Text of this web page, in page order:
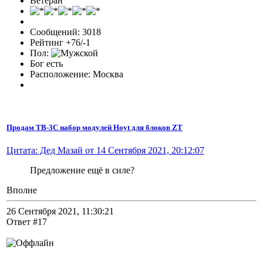
Сообщений: 3018
Рейтинг +76/-1
Пол:
Бог есть
Расположение: Москва
Продам TB-3C набор модулей Hoyt для блоков ZT
Цитата: Дед Мазай от 14 Сентября 2021, 20:12:07
Предложение ещё в силе?
Вполне
26 Сентября 2021, 11:30:21
Ответ #17